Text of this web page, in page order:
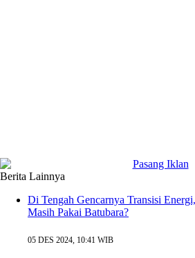
Berita Lainnya
Di Tengah Gencarnya Transisi
Masih Pakai Batubara?
05 DES 2024, 10:41 WIB